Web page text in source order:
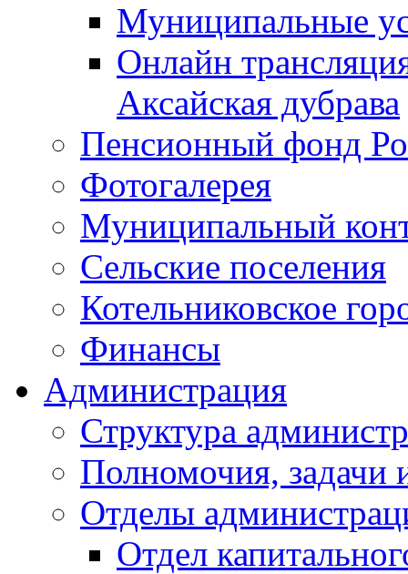
Муниципальные
Онлайн
Аксайская дубрава
Пенсионный фонд
Фотогалерея
Муниципальный
Сельские поселения
Котельниковское
Финансы
Администрация
Структура
Полномочия, задачи
Отделы
Отдел